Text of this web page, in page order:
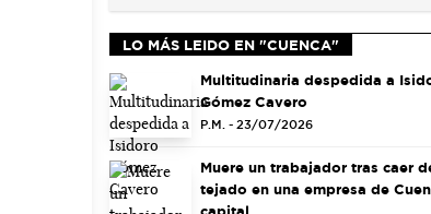
LO MÁS LEIDO EN "CUENCA"
Multitudinaria despedida a
Gómez Cavero
P.M. - 23/07/2026
Muere un trabajador tras caer
tejado en una empresa de